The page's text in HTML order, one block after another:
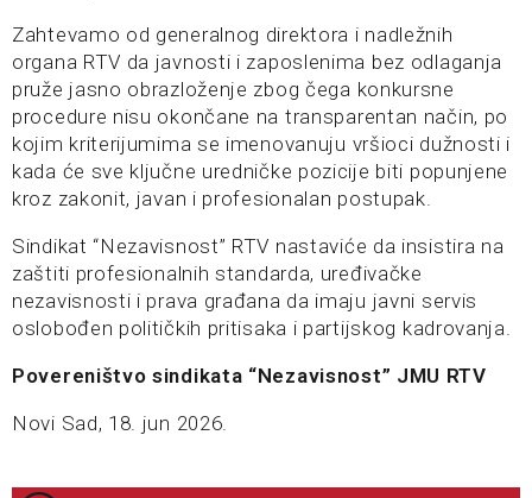
Zahtevamo od generalnog direktora i nadležnih
organa RTV da javnosti i zaposlenima bez odlaganja
pruže jasno obrazloženje zbog čega konkursne
procedure nisu okončane na transparentan način, po
kojim kriterijumima se imenovanuju vršioci dužnosti i
kada će sve ključne uredničke pozicije biti popunjene
kroz zakonit, javan i profesionalan postupak.
Sindikat “Nezavisnost” RTV nastaviće da insistira na
zaštiti profesionalnih standarda, uređivačke
nezavisnosti i prava građana da imaju javni servis
oslobođen političkih pritisaka i partijskog kadrovanja.
Povereništvo sindikata “Nezavisnost” JMU RTV
Novi Sad, 18. jun 2026.